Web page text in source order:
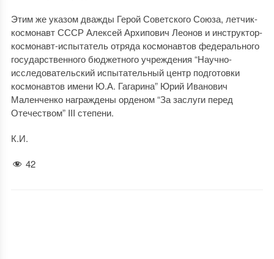
Этим же указом дважды Герой Советского Союза, летчик-
космонавт СССР Алексей Архипович Леонов и инструктор-
космонавт-испытатель отряда космонавтов федерального
государственного бюджетного учреждения “Научно-
исследовательский испытательный центр подготовки
космонавтов имени Ю.А. Гагарина” Юрий Иванович
Маленченко награждены орденом “За заслуги перед
Отечеством” III степени.
К.И.
42